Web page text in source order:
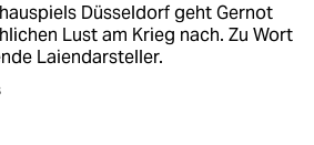
Düsseldorf geht Gernot
Lust am Krieg nach. Zu Wort
Laiendarsteller.